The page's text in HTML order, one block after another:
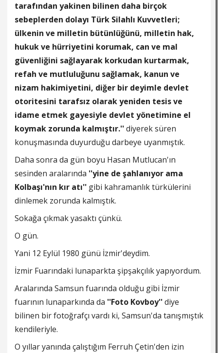
tarafından yakinen bilinen daha birçok
sebeplerden dolayı Türk Silahlı Kuvvetleri;
ülkenin ve milletin bütünlüğünü, milletin hak,
hukuk ve hürriyetini korumak, can ve mal
güvenliğini sağlayarak korkudan kurtarmak,
refah ve mutluluğunu sağlamak, kanun ve
nizam hakimiyetini, diğer bir deyimle devlet
otoritesini tarafsız olarak yeniden tesis ve
idame etmek gayesiyle devlet yönetimine el
koymak zorunda kalmıştır.''diyerek süren
konuşmasında duyurduğu darbeye uyanmıştık.
Daha sonra da gün boyu Hasan Mutlucan'ın
sesinden aralarında ''yine de şahlanıyor ama
Kolbaşı'nın kır atı'' gibi kahramanlık türkülerini
dinlemek zorunda kalmıştık.
Sokağa çıkmak yasaktı çünkü.
O gün.
Yani 12 Eylül 1980 günü İzmir'deydim.
İzmir Fuarındaki lunaparkta şipşakçılık yapıyordum.
Aralarında Samsun fuarında olduğu gibi İzmir
fuarının lunaparkında da ''Foto Kovboy''diye
bilinen bir fotoğrafçı vardı ki, Samsun'da tanışmıştık
kendileriyle.
O yıllar yanında çalıştığım Ferruh Çetin'den izin